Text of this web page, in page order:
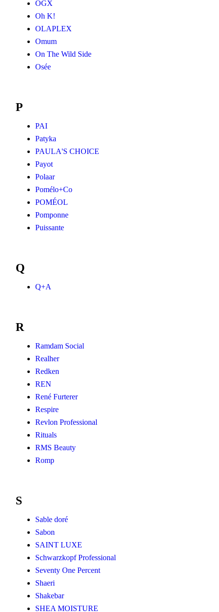
OGX
Oh K!
OLAPLEX
Omum
On The Wild Side
Osée
P
PAI
Patyka
PAULA'S CHOICE
Payot
Polaar
Pomélo+Co
POMÉOL
Pomponne
Puissante
Q
Q+A
R
Ramdam Social
Realher
Redken
REN
René Furterer
Respire
Revlon Professional
Rituals
RMS Beauty
Romp
S
Sable doré
Sabon
SAINT LUXE
Schwarzkopf Professional
Seventy One Percent
Shaeri
Shakebar
SHEA MOISTURE